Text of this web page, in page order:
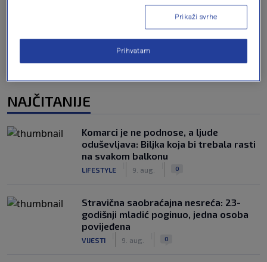
Oglas
NAJČITANIJE
Komarci je ne podnose, a ljude
oduševljava: Biljka koja bi trebala rasti
na svakom balkonu
LIFESTYLE 9. aug. 0
Stravična saobraćajna nesreća: 23-
godišnji mladić poginuo, jedna osoba
povijeđena
VIJESTI 9. aug. 0
Prikaži svrhe
Prihvatam